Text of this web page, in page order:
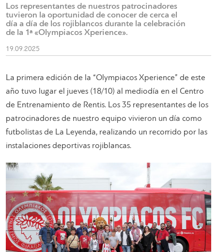
Los representantes de nuestros patrocinadores
tuvieron la oportunidad de conocer de cerca el
día a día de los rojiblancos durante la celebración
de la 1ª «Olympiacos Xperience».
19.09.2025
La primera edición de la “Olympiacos Xperience” de este
año tuvo lugar el jueves (18/10) al mediodía en el Centro
de Entrenamiento de Rentis. Los 35 representantes de los
patrocinadores de nuestro equipo vivieron un día como
futbolistas de La Leyenda, realizando un recorrido por las
instalaciones deportivas rojiblancas.